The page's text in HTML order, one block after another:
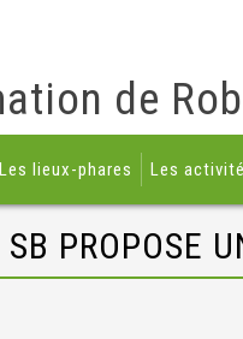
de
Les lieux-phares Les
PROPOSE